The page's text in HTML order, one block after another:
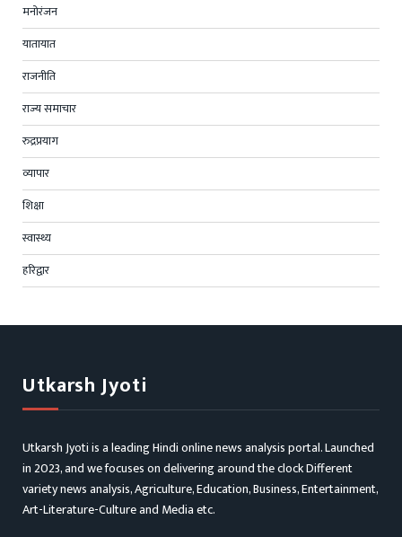
मनोरंजन
यातायात
राजनीति
राज्य समाचार
रुद्रप्रयाग
व्यापार
शिक्षा
स्वास्थ्य
हरिद्वार
Utkarsh Jyoti
Utkarsh Jyoti is a leading Hindi online news analysis portal. Launched
in 2023, and we focuses on delivering around the clock Different
variety news analysis, Agriculture, Education, Business, Entertainment,
Art-Literature-Culture and Media etc.